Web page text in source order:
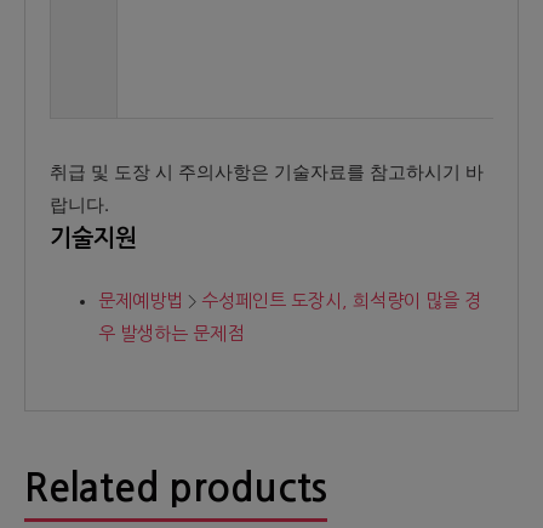
취급 및 도장 시 주의사항은 기술자료를 참고하시기 바
랍니다.
기술지원
문제예방법
수성페인트 도장시, 희석량이 많을 경
우 발생하는 문제점
Related products